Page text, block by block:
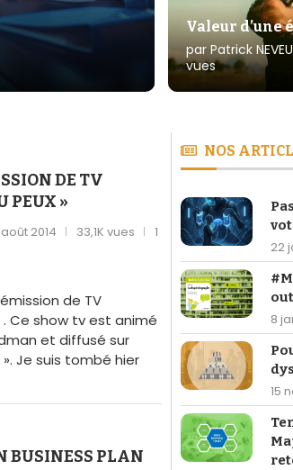
Valeur d’une
par Patrick NEVEU
vues
DE TV
PEUX »
août 2014 33,1K vues
1
de TV
. Ce show tv est animé
et diffusé sur
Je suis tombé hier
BUSINESS PLAN
NOS
22
8
15